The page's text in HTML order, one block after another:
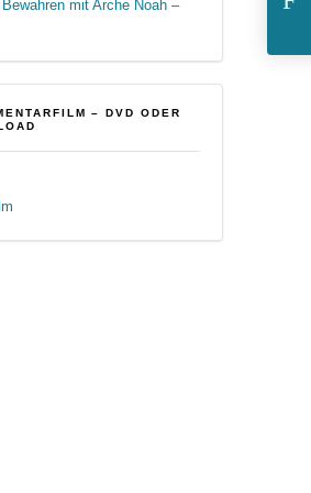
mit Arche Noah –
– DVD ODER